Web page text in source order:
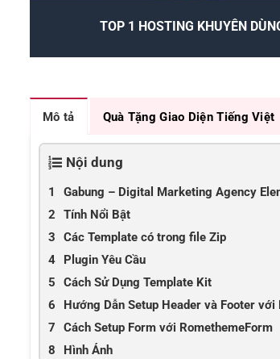
TOP 1 HOSTING KHUYÊN
Mô tả Quà Tặng Giao Diện Tiếng Việt
Nội dung
Gabung – Digital Marketing Agency
Tính Nổi Bật
Các Template có trong file Zip
Plugin Yêu Cầu
Cách Sử Dụng Template Kit
Hướng Dẫn Setup Header và Footer
Cách Setup Form với RomethemeForm
Hình Ảnh